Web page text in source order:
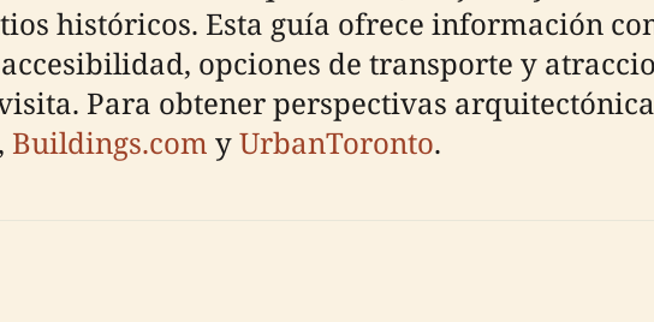
históricos. Esta guía ofrece información
opciones de transporte y
Para obtener perspectivas
, Buildings.com yUrbanToronto.